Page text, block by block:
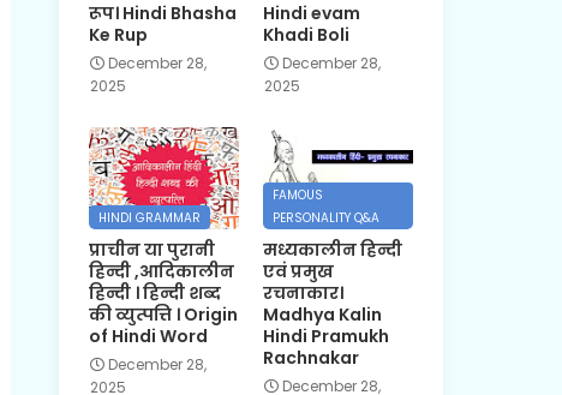
रूप। Hindi Bhasha
Ke Rup
December 28,
2025
Hindi evam
Khadi Boli
December 28,
2025
HINDI GRAMMAR
प्राचीन या पुरानी
हिन्दी ,आदिकालीन
हिन्दी । हिन्दी शब्द
की व्युत्पत्ति । Origin
of Hindi Word
December 28,
2025
FAMOUS
PERSONALITY Q&A
मध्यकालीन हिन्दी
एवं प्रमुख
रचनाकार।
Madhya Kalin
Hindi Pramukh
Rachnakar
December 28,